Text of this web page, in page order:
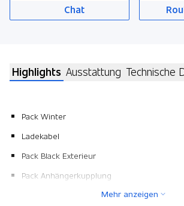
Chat
Highlights Ausstattung Technische
Pack Winter
Ladekabel
Pack Black Exterieur
Pack Anhängerkupplung
Dach in KontrastfarbeMehr anzeigen